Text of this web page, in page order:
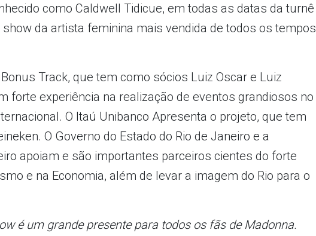
como Caldwell Tidicue, em todas as datas da turnê
da artista feminina mais vendida de todos os tempos
Track, que tem como sócios Luiz Oscar e Luiz
forte experiência na realização de eventos grandiosos no
O Itaú Unibanco Apresenta o projeto, que tem
O Governo do Estado do Rio de Janeiro e a
apoiam e são importantes parceiros cientes do forte
e na Economia, além de levar a imagem do Rio para o
é um grande presente para todos os fãs de Madonna.